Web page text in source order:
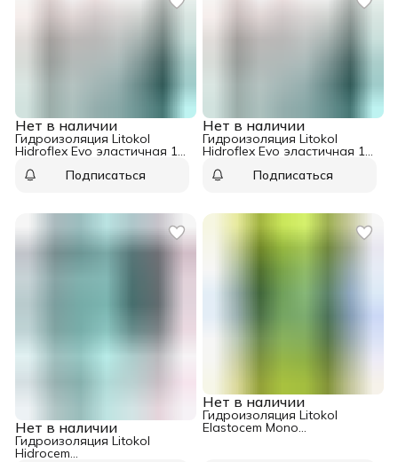
Нет в наличии
Гидроизоляция Litokol
Hidroflex Evo эластичная 17
Подписаться
Нет в наличии
Гидроизоляция Litokol
Hidroflex Evo эластичная 10
Подписаться
Нет в наличии
Гидроизоляция Litokol
Hidrocem
Нет в наличии
Гидроизоляция Litokol
Elastocem Mono